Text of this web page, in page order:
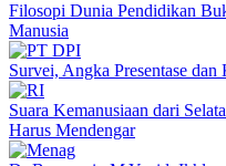
Filosopi Dunia Pendidikan
Manusia
Survei, Angka Presentase
Suara Kemanusiaan dari
Harus Mendengar